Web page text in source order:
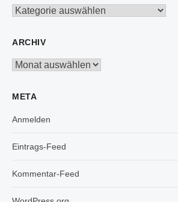
Kategorien
ARCHIV
Archiv
META
Anmelden
Eintrags-Feed
Kommentar-Feed